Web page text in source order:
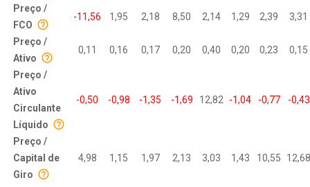
Preço /
FCO
-11,56 1,95 2,18 8,50 2,14 1,29 2,39 3,31
Preço /
Ativo
0,11 0,16 0,17 0,20 0,40 0,20 0,23 0,15
Preço /
Ativo
Circulante
Líquido
-0,50 -0,98 -1,35 -1,69 12,82 -1,04 -0,77 -0,43
Preço /
Capital de
Giro
4,98 1,15 1,97 2,13 3,03 1,43 10,55 12,68